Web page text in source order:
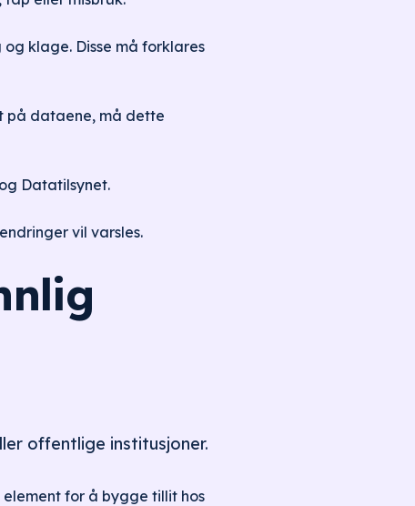
klage. Disse må forklares
på dataene, må dette
Datatilsynet.
vil varsles.
offentlige institusjoner.
for å bygge tillit hos